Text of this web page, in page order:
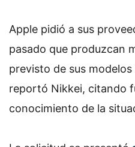
Apple pidió a sus
pasado que produzcan
previsto de sus modelos
reportó Nikkei, citando
conocimiento de la